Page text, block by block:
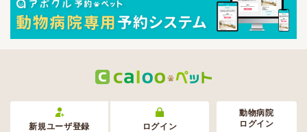
新規ユーザ登録 ログイン
動物病院
ログイン